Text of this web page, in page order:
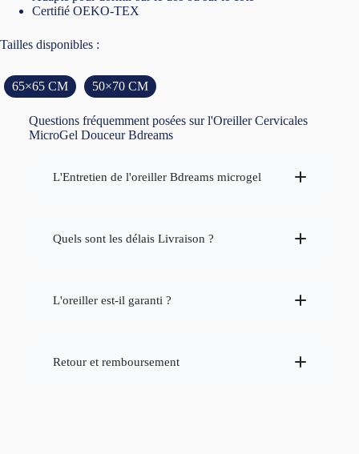
Certifié OEKO-TEX
Tailles disponibles :
65×65 CM 50×70 CM
Questions fréquemment posées sur l'Oreiller Cervicales
MicroGel Douceur Bdreams
L'Entretien de l'oreiller Bdreams microgel
Quels sont les délais Livraison ?
L'oreiller est-il garanti ?
Retour et remboursement